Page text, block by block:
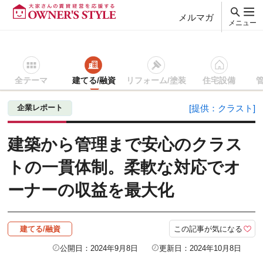
メルマガ
メニュー
全テーマ 建てる/融資 リフォーム/塗装 住宅設備
賃貸経営ＴＯＰ 建てる/融資 記事を読む 建築から管理ま
企業レポート [提供：クラスト]
建築から管理まで安心のクラス
トの一貫体制。柔軟な対応でオ
ーナーの収益を最大化
建てる/融資 この記事が気になる
公開日：2024年9月8日 更新日：2024年10月8日